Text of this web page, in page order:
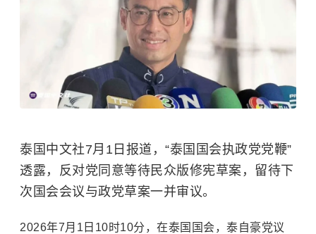
泰国中文社7月1日报道，“泰国国会执政党党鞭”
透露，反对党同意等待民众版修宪草案，留待下
次国会会议与政党草案一并审议。
2026年7月1日10时10分，在泰国国会，泰自豪党议